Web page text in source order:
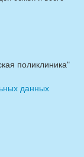
поликлиника"
данных